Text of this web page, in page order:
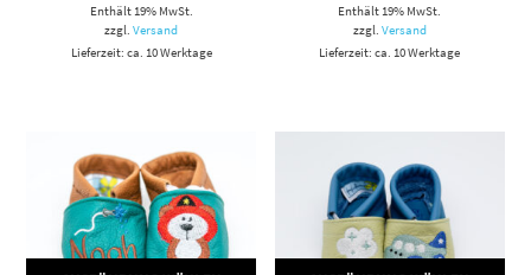
Enthält 19% MwSt.
zzgl.Versand
Lieferzeit: ca. 10 Werktage
Enthält 19% MwSt.
zzgl. Versand
Lieferzeit: ca. 10 Werktage
Dieses Produkt weist mehrere Varianten auf. Die Optionen können auf der Produktseite gewählt werden